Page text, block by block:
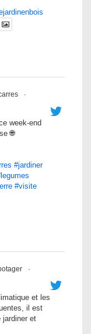
·
week-end
🌐
#jardiner
#visite
·
et les
il est
jardiner et